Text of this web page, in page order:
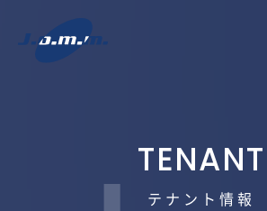
テナント情報